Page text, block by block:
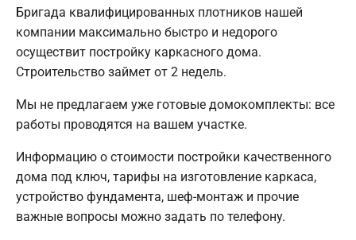
Бригада квалифицированных плотников нашей
компании максимально быстро и недорого
осуществит постройку каркасного дома.
Строительство займет от 2 недель.
Мы не предлагаем уже готовые домокомплекты: все
работы проводятся на вашем участке.
Информацию о стоимости постройки качественного
дома под ключ, тарифы на изготовление каркаса,
устройство фундамента, шеф-монтаж и прочие
важные вопросы можно задать по телефону.